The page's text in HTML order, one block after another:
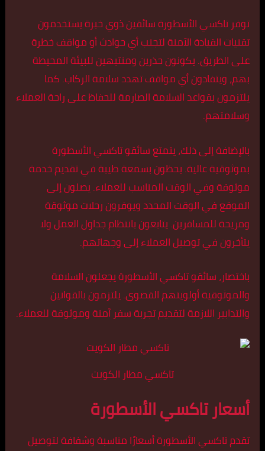
توفر تاكسي الأسطورة سائقين ذوي خبرة يستخدمون
تقنيات القيادة الآمنة لتجنب أي حوادث أو مواقف خطرة
على الطريق. يكونون حذرين ومنتبهين للبيئة المحيطة
بهم، ويتفادون أي مواقف تهدد سلامة الركاب. كما
يلتزمون بقواعد السلامة الصارمة للحفاظ على راحة العملاء
وسلامتهم.
بالإضافة إلى ذلك، يتمتع سائقو تاكسي الأسطورة
بموثوقية عالية. يحظون بسمعة طيبة في تقديم خدمة
موثوقة وفي الوقت المناسب للعملاء. يصلون إلى
الموقع في الوقت المحدد ويوفرون رحلات موثوقة
ومريحة للمسافرين. يتابعون بانتظام جداول العمل ولا
يتأخرون في توصيل العملاء إلى وجهاتهم.
باختصار، سائقو تاكسي الأسطورة يجعلون السلامة
والموثوقية أولويتهم القصوى. يلتزمون بالقوانين
والتدابير اللازمة لتقديم تجربة سفر آمنة وموثوقة للعملاء.
تاكسي مطار الكويت
أسعار تاكسي الأسطورة
تقدم تاكسي الأسطورة أسعارًا مناسبة وشفافة لتوصيل